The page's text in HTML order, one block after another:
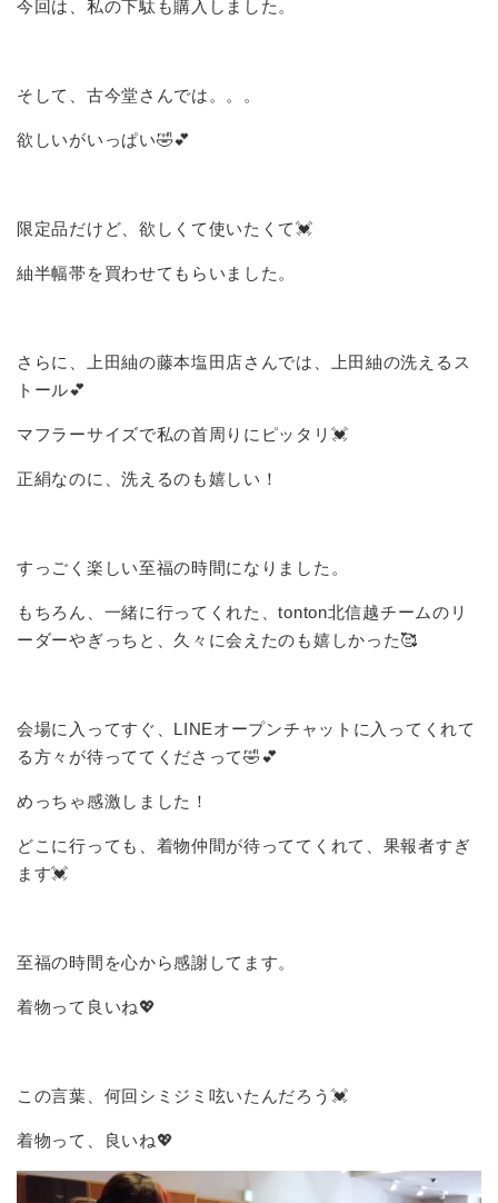
今回は、私の下駄も購入しました。
そして、古今堂さんでは。。。
欲しいがいっぱい🤣💕
限定品だけど、欲しくて使いたくて💓
紬半幅帯を買わせてもらいました。
さらに、上田紬の藤本塩田店さんでは、上田紬の洗えるス
トール💕
マフラーサイズで私の首周りにピッタリ💓
正絹なのに、洗えるのも嬉しい！
すっごく楽しい至福の時間になりました。
もちろん、一緒に行ってくれた、tonton北信越チームのリ
ーダーやぎっちと、久々に会えたのも嬉しかった🥰
会場に入ってすぐ、LINEオープンチャットに入ってくれて
る方々が待っててくださって🤣💕
めっちゃ感激しました！
どこに行っても、着物仲間が待っててくれて、果報者すぎ
ます💓
至福の時間を心から感謝してます。
着物って良いね💖
この言葉、何回シミジミ呟いたんだろう💓
着物って、良いね💖